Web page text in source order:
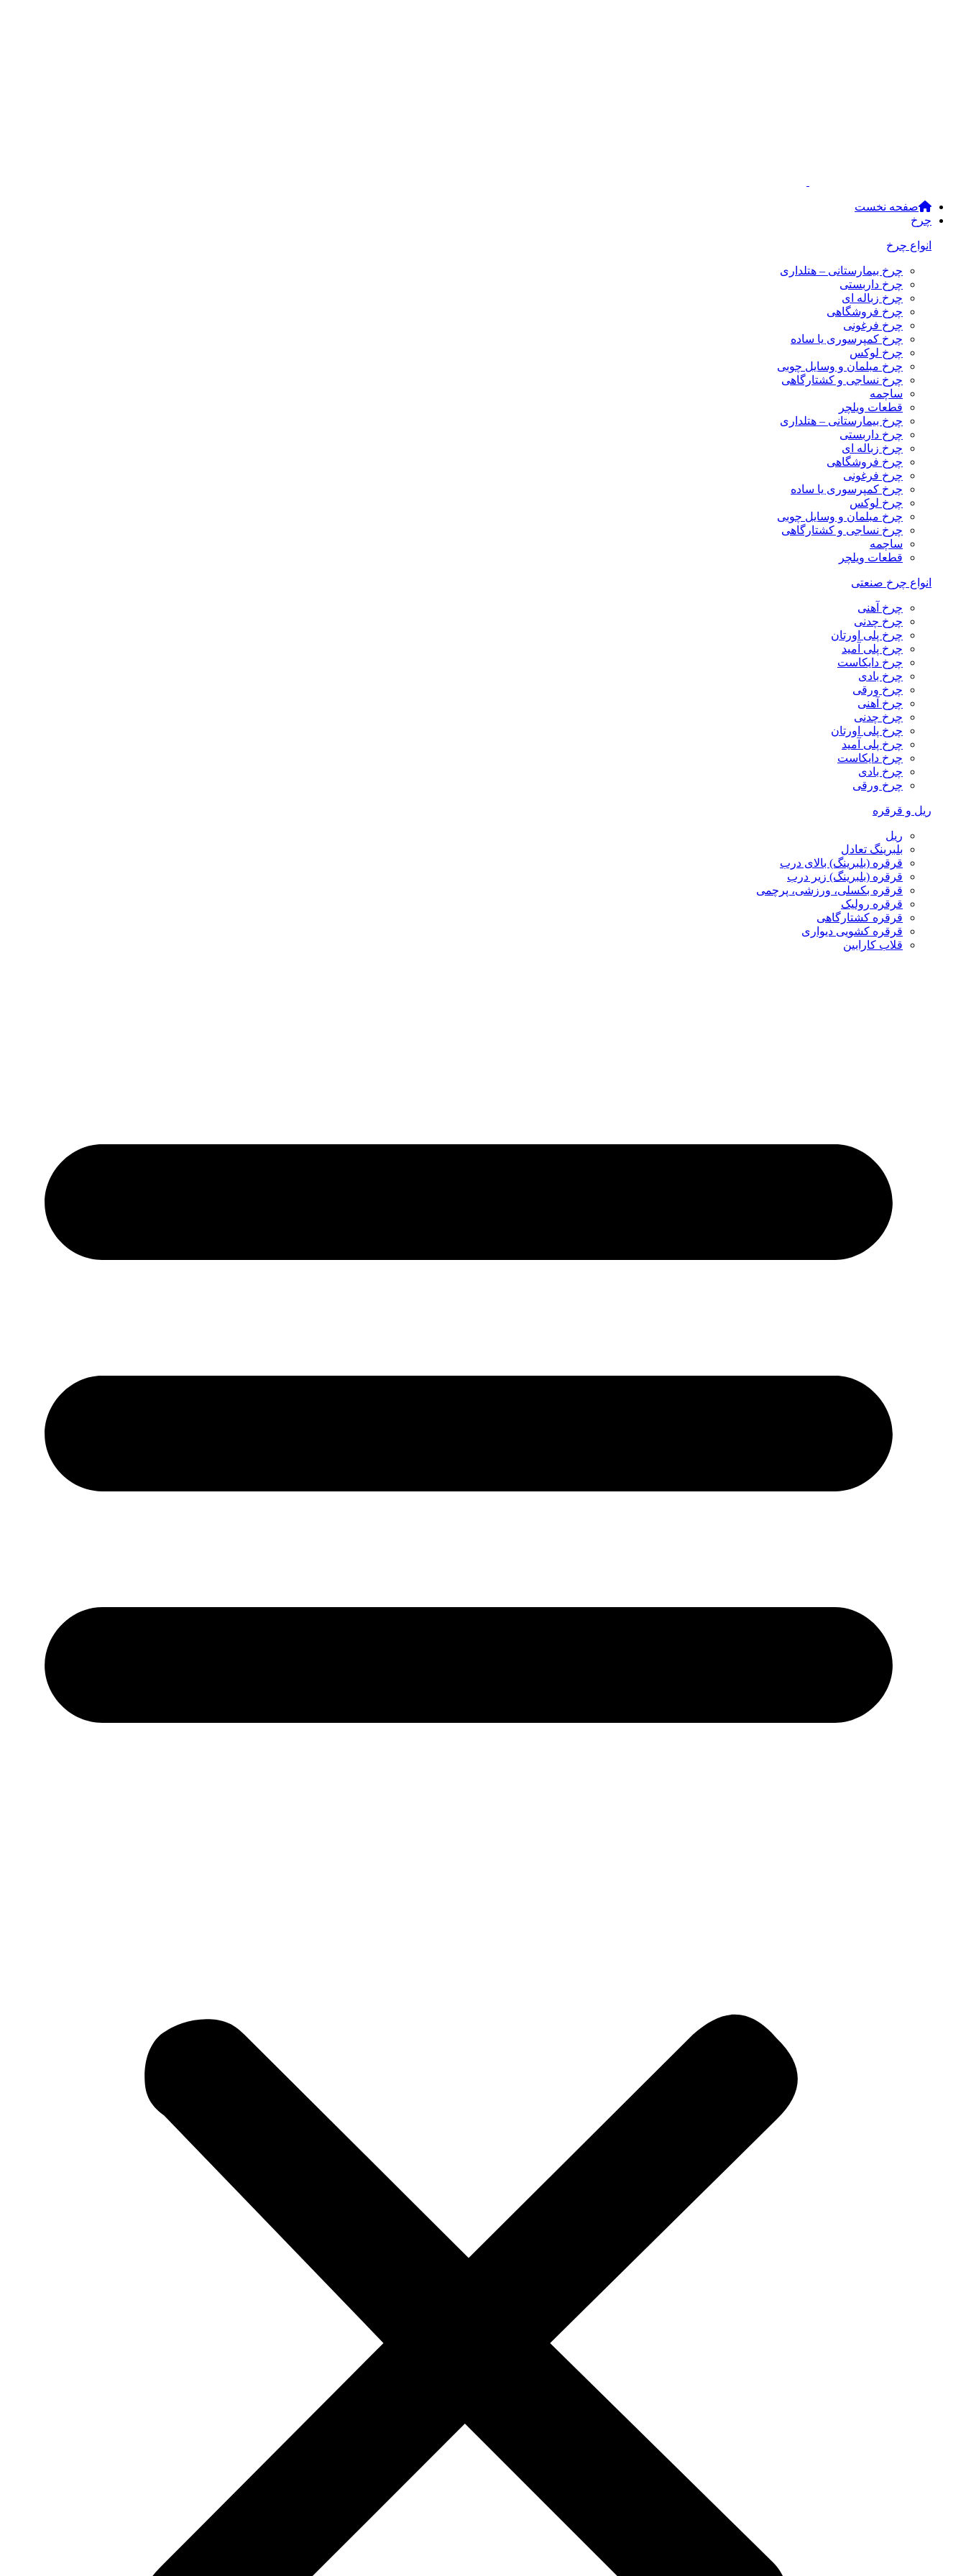
صفحه نخست
چرخ
انواع چرخ
چرخ بیمارستانی – هتلداری
چرخ داربستی
چرخ زباله ای
چرخ فروشگاهی
چرخ فرغونی
چرخ کمپرسوری یا ساده
چرخ لوکس
چرخ مبلمان و وسایل چوبی
چرخ نساجی و کشتارگاهی
ساچمه
قطعات ویلچر
چرخ بیمارستانی – هتلداری
چرخ داربستی
چرخ زباله ای
چرخ فروشگاهی
چرخ فرغونی
چرخ کمپرسوری یا ساده
چرخ لوکس
چرخ مبلمان و وسایل چوبی
چرخ نساجی و کشتارگاهی
ساچمه
قطعات ویلچر
انواع چرخ صنعتی
چرخ آهنی
چرخ چدنی
چرخ پلی اورتان
چرخ پلی آمید
چرخ دایکاست
چرخ بادی
چرخ ورقی
چرخ آهنی
چرخ چدنی
چرخ پلی اورتان
چرخ پلی آمید
چرخ دایکاست
چرخ بادی
چرخ ورقی
ریل و قرقره
ریل
بلبرینگ تعادل
قرقره (بلبرینگ) بالای درب
قرقره (بلبرینگ) زیر درب
قرقره بکسلی، ورزشی، پرچمی
قرقره رولیک
قرقره کشتارگاهی
قرقره کشویی دیواری
قلاب کارابین